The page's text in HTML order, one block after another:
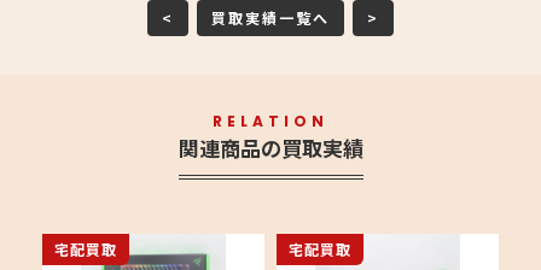
< 買取実績一覧へ >
RELATION
関連商品の買取実績
宅配買取 宅配買取